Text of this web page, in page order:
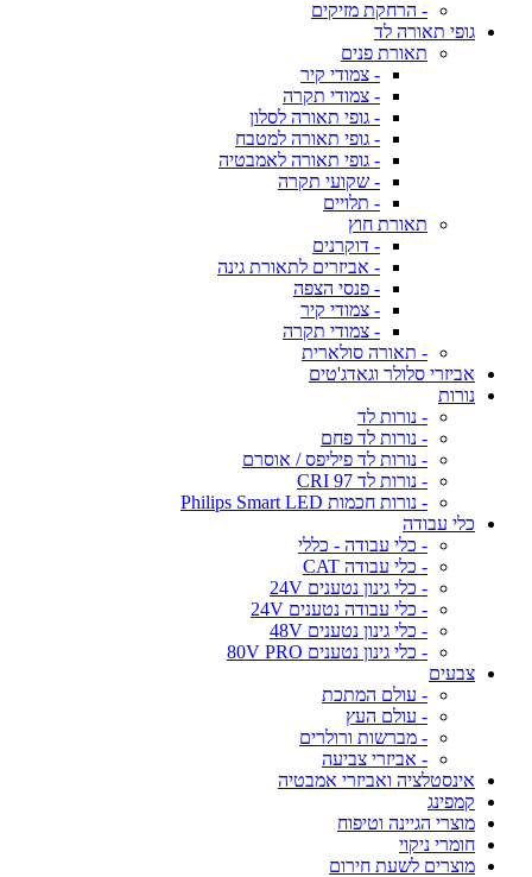
- הרחקת מזיקים
גופי תאורה לד
תאורת פנים
- צמודי קיר
- צמודי תקרה
- גופי תאורה לסלון
- גופי תאורה למטבח
- גופי תאורה לאמבטיה
- שקועי תקרה
- תלויים
תאורת חוץ
- דוקרנים
- אביזרים לתאורת גינה
- פנסי הצפה
- צמודי קיר
- צמודי תקרה
- תאורה סולארית
אביזרי סלולר וגאדג'טים
נורות
- נורות לד
- נורות לד פחם
- נורות לד פיליפס / אוסרם
- נורות לד CRI 97
- נורות חכמות Philips Smart LED
כלי עבודה
- כלי עבודה - כללי
- כלי עבודה CAT
- כלי גינון נטענים 24V
- כלי עבודה נטענים 24V
- כלי גינון נטענים 48V
- כלי גינון נטענים 80V PRO
צבעים
- עולם המתכת
- עולם העץ
- מברשות ורולרים
- אביזרי צביעה
אינסטלציה ואביזרי אמבטיה
קמפינג
מוצרי הגיינה וטיפוח
חומרי ניקוי
מוצרים לשעת חירום